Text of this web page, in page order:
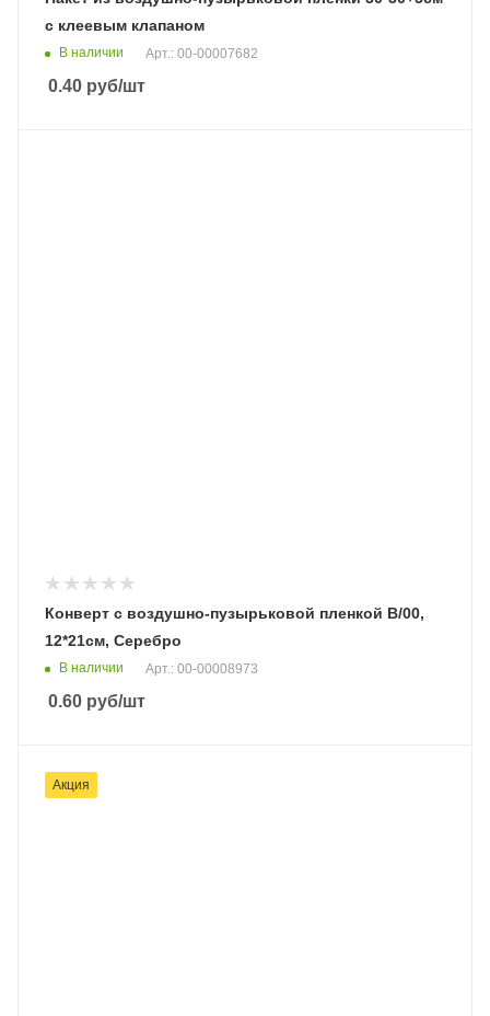
с клеевым клапаном
В наличии Арт.: 00-00007682
0.40 руб/шт
Конверт с воздушно-пузырьковой пленкой B/00,
12*21см, Серебро
В наличии Арт.: 00-00008973
0.60 руб/шт
Акция